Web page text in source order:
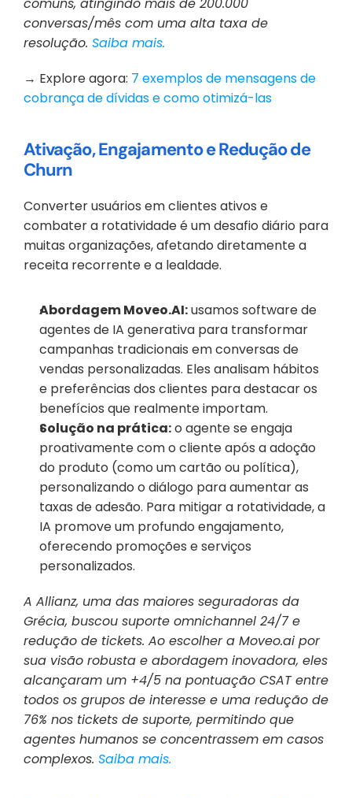
conversas/mês com uma alta taxa de
resolução. Saiba mais.
‭→ Explore agora: 7 exemplos de mensagens de
cobrança de dívidas e como otimizá-las
Ativação, Engajamento e Redução de
Churn
Converter usuários em clientes ativos e
combater a rotatividade é um desafio diário para
muitas organizações, afetando diretamente a
receita recorrente e a lealdade.
Abordagem Moveo.AI: usamos software de
agentes de IA generativa para transformar
campanhas tradicionais em conversas de
vendas personalizadas. Eles analisam hábitos
e preferências dos clientes para destacar os
benefícios que realmente importam.
Solução na prática: o agente se engaja
proativamente com o cliente após a adoção
do produto (como um cartão ou política),
personalizando o diálogo para aumentar as
taxas de adesão. Para mitigar a rotatividade, a
IA promove um profundo engajamento,
oferecendo promoções e serviços
personalizados.
A Allianz, uma das maiores seguradoras da
Grécia, buscou suporte omnichannel 24/7 e
redução de tickets. Ao escolher a Moveo.ai por
sua visão robusta e abordagem inovadora, eles
alcançaram um +4/5 na pontuação CSAT entre
todos os grupos de interesse e uma redução de
76% nos tickets de suporte, permitindo que
agentes humanos se concentrassem em casos
complexos. Saiba mais.